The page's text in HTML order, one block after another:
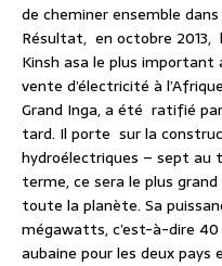
de cheminer ensemble
Résultat, en octobre 2013,
Kinsh asa le plus important
vente d’électricité à
Grand Inga, a été ratifié
tard. Il porte sur la
hydroélectriques – sept au
terme, ce sera le plus
toute la planète. Sa
mégawatts, c’est-à-dire 40
aubaine pour les deux pays